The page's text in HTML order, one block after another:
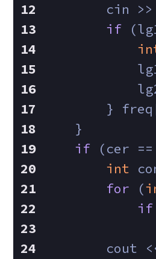
cin
if
}
    }
if (cer ==
int
for (
if
cout